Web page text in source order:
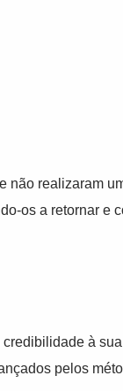
não realizaram
os a retornar e
à
pelos